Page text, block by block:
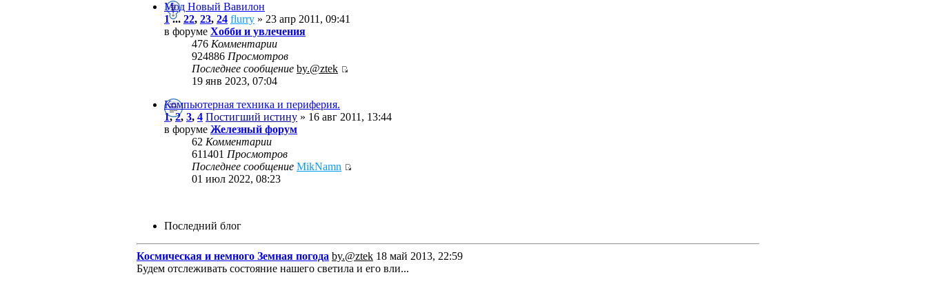
Мод Новый Вавилон
1... 22, 23, 24 flurry » 23 апр 2011, 09:41
в форуме Хобби и увлечения
476 Комментарии
924886 Просмотров
Последнее сообщение by.@ztek
19 янв 2023, 07:04
Компьютерная техника и периферия.
1,2, 3, 4 Постигший истину » 16 авг 2011, 13:44
в форуме Железный форум
62 Комментарии
611401 Просмотров
Последнее сообщение MikNamn
01 июл 2022, 08:23
Последний блог
Космическая и немного Земная погода by.@ztek 18 май 2013, 22:59
Будем отслеживать состояние нашего светила и его вли...